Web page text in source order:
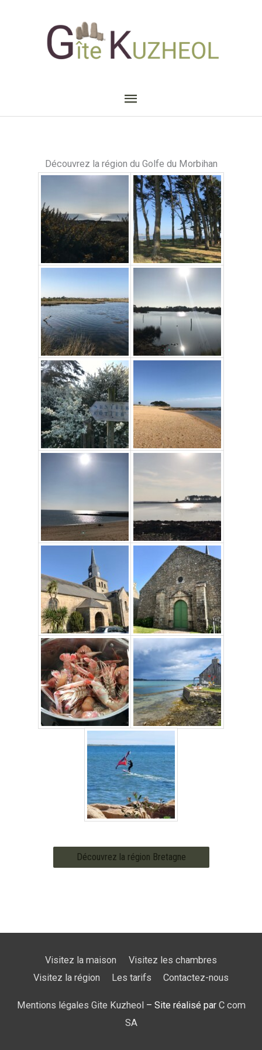
principal
Découvrez la région du Golfe du Morbihan
Découvrez la région Bretagne
Visitez la maison
Visitez les chambres
Visitez la région
Les tarifs Contactez-nous
Mentions légales Gite Kuzheol– Site réalisé par C com
SA